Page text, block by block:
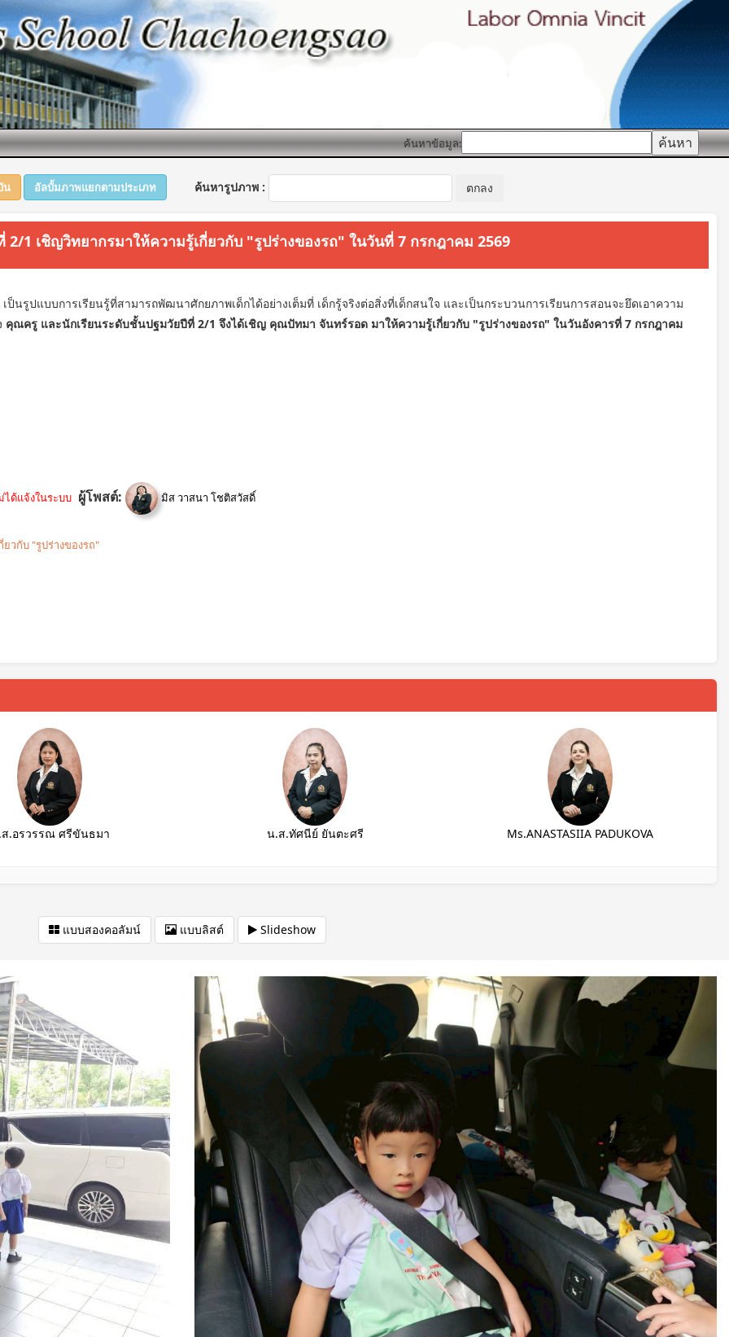
ค้นหาข้อมูล:
น อัลบั้มภาพแยกตามประเภท ค้นหารูปภาพ :
1 เชิญวิทยากรมาให้ความรู้เกี่ยวกับ "รูปร่างของรถ" ในวันที่ 7 กรกฎาคม 2569
นรูปแบบการเรียนรู้ที่สามารถพัฒนาศักยภาพเด็กได้อย่างเต็มที่ เด็กรู้จริงต่อสิ่งที่เด็กสนใจ และเป็นกระบวนการเรียนการสอนจะยึดเอาความ
คุณครู และนักเรียนระดับชั้นปฐมวัยปีที่ 2/1 จึงได้เชิญ คุณปัทมา จันทร์รอด มาให้ความรู้เกี่ยวกับ "รูปร่างของรถ" ในวันอังคารที่ 7 กรกฎาคม
ได้แจ้งในระบบ ผู้โพสต์: มิส วาสนา โชติสวัสดิ์
วกับ "รูปร่างของรถ"
.อรวรรณ ศรีขันธมา น.ส.ทัศนีย์ ยันตะศรี Ms.ANASTASIIA PADUKOVA
แบบสองคอลัมน์ แบบลิสต์ Slideshow